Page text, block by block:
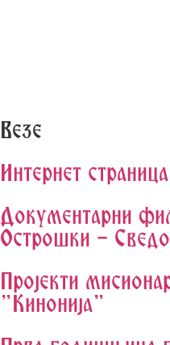
Везе
Интернет
Документарни
Острошки -
Пројекти
"Кинонија"